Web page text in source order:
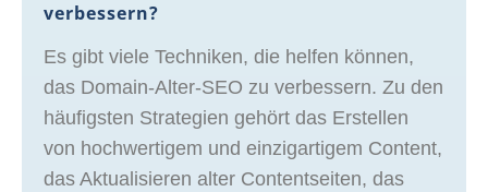
verbessern?
Es gibt viele Techniken, die helfen können,
das Domain-Alter-SEO zu verbessern. Zu den
häufigsten Strategien gehört das Erstellen
von hochwertigem und einzigartigem Content,
das Aktualisieren alter Contentseiten, das